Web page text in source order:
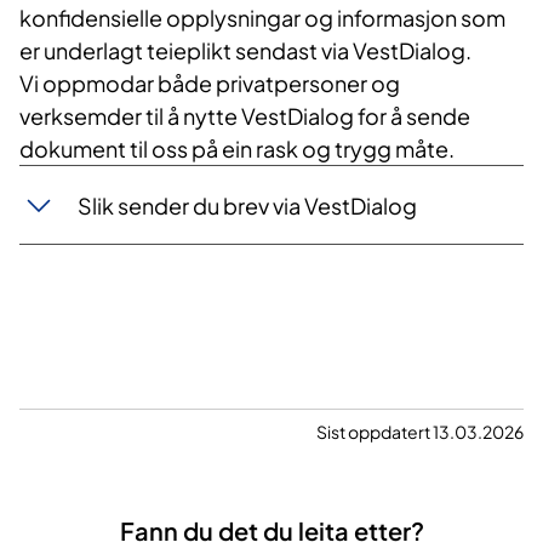
konfidensielle opplysningar og informasjon som
er underlagt teieplikt sendast via VestDialog.
Vi oppmodar både privatpersoner og
verksemder til å nytte VestDialog for å sende
dokument til oss på ein rask og trygg måte.
Slik sender du brev via VestDialog
Sist oppdatert 13.03.2026
Fann du det du leita etter?